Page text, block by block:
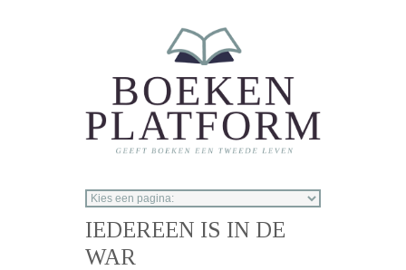
IEDEREEN IS IN DE
WAR